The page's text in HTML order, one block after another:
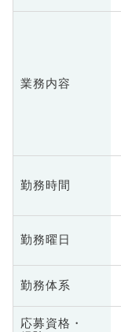
業務内容
勤務時間
勤務曜日
勤務体系
応募資格・